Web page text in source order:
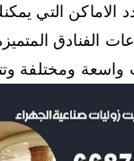
الاماكن التي
الفنادق
ومختلفة